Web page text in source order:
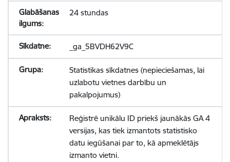
24 stundas
_ga_5BVDH62V9C
Statistikas sīkdatnes (nepieciešamas, lai
uzlabotu vietnes darbību un
pakalpojumus)
Reģistrē unikālu ID priekš jaunākās GA 4
versijas, kas tiek izmantots statistisko
datu iegūšanai par to, kā apmeklētājs
izmanto vietni.